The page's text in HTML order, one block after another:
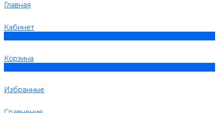
Главная
Кабинет
Корзина
Избранные